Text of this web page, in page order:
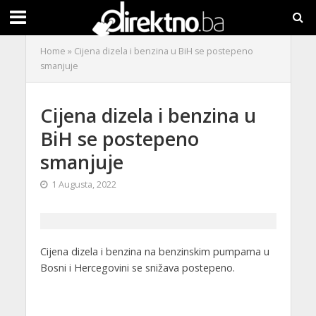
Home » Cijena dizela i benzina u BiH se postepeno
smanjuje
Cijena dizela i benzina u
BiH se postepeno
smanjuje
1 Augusta, 2022
Cijena dizela i benzina na benzinskim pumpama u
Bosni i Hercegovini se snižava postepeno.